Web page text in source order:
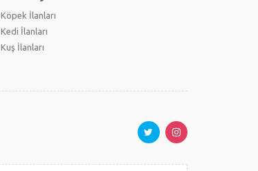
Köpek İlanları
Kedi İlanları
Kuş İlanları